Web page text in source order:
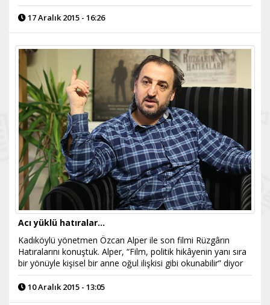
17 Aralık 2015 - 16:26
Acı yüklü hatıralar…
Kadıköylü yönetmen Özcan Alper ile son filmi Rüzgârın
Hatıralarını konuştuk. Alper, “Film, politik hikâyenin yanı sıra
bir yönüyle kişisel bir anne oğul ilişkisi gibi okunabilir” diyor
10 Aralık 2015 - 13:05